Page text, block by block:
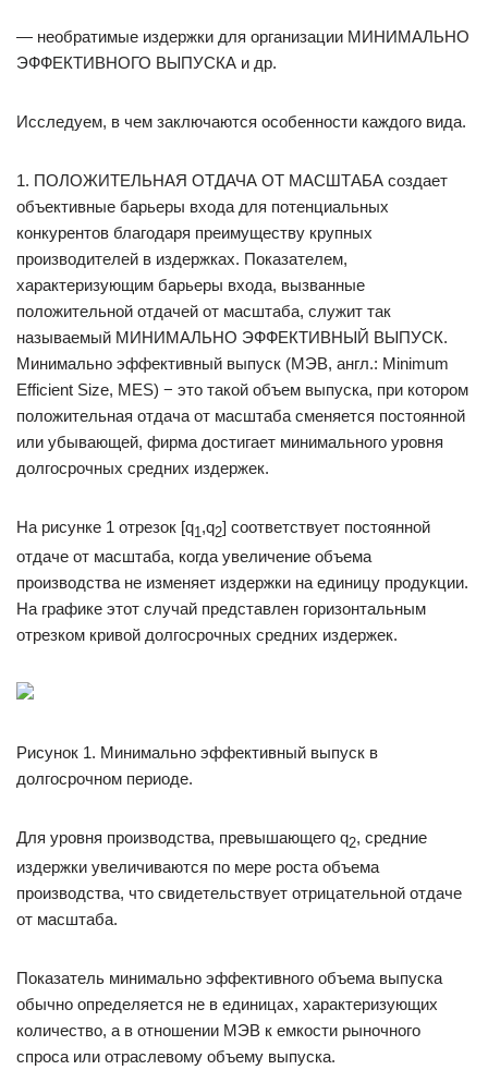
— необратимые издержки для организации МИНИМАЛЬНО
ЭФФЕКТИВНОГО ВЫПУСКА и др.
Исследуем, в чем заключаются особенности каждого вида.
1. ПОЛОЖИТЕЛЬНАЯ ОТДАЧА ОТ МАСШТАБА создает
объективные барьеры входа для потенциальных
конкурентов благодаря преимуществу крупных
производителей в издержках. Показателем,
характеризующим барьеры входа, вызванные
положительной отдачей от масштаба, служит так
называемый МИНИМАЛЬНО ЭФФЕКТИВНЫЙ ВЫПУСК.
Минимально эффективный выпуск (МЭВ, англ.: Minimum
Efficient Size, MES) − это такой объем выпуска, при котором
положительная отдача от масштаба сменяется постоянной
или убывающей, фирма достигает минимального уровня
долгосрочных средних издержек.
На рисунке 1 отрезок [q1,q2] соответствует постоянной
отдаче от масштаба, когда увеличение объема
производства не изменяет издержки на единицу продукции.
На графике этот случай представлен горизонтальным
отрезком кривой долгосрочных средних издержек.
Рисунок 1. Минимально эффективный выпуск в
долгосрочном периоде.
Для уровня производства, превышающего q2, средние
издержки увеличиваются по мере роста объема
производства, что свидетельствует отрицательной отдаче
от масштаба.
Показатель минимально эффективного объема выпуска
обычно определяется не в единицах, характеризующих
количество, а в отношении МЭВ к емкости рыночного
спроса или отраслевому объему выпуска.